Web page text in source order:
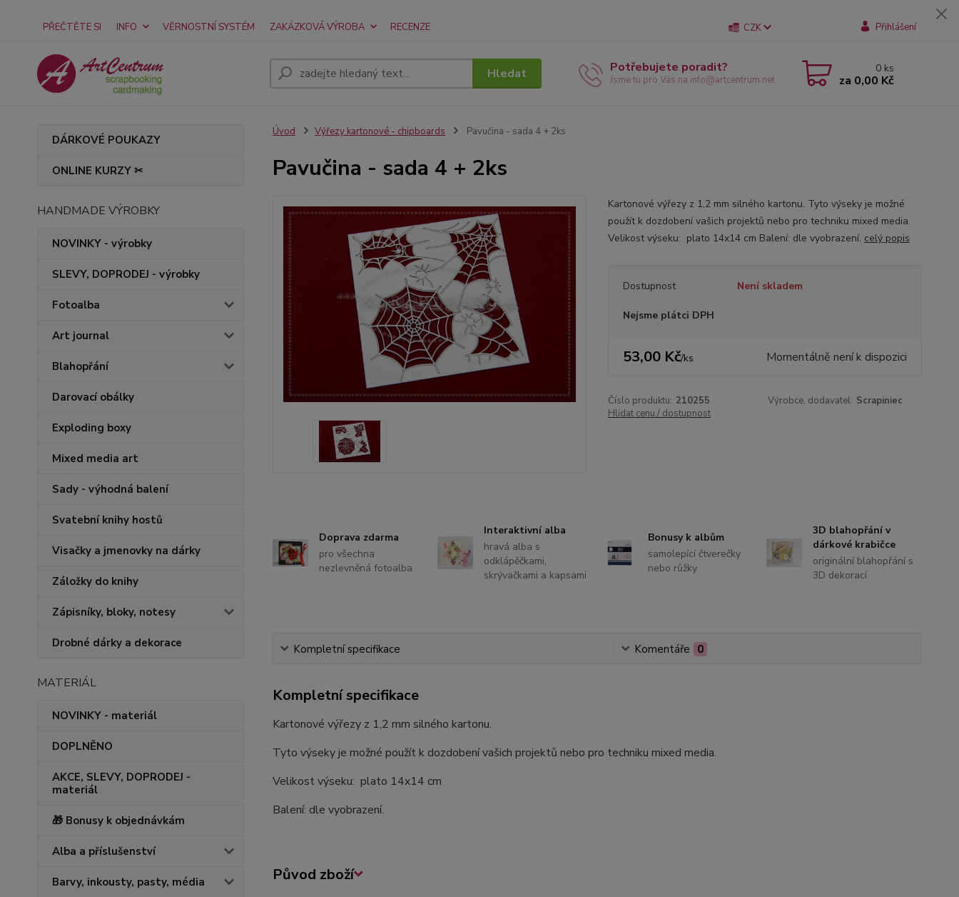
PŘEČTĚTE SI INFO VĚRNOSTNÍ SYSTÉM ZAKÁZKOVÁ VÝROBA RECENZE CZK Přihlášení
Hledat Potřebujete poradit?
Jsme tu pro Vás na info@artcentrum.net
0 ks
za 0,00 Kč
DÁRKOVÉ POUKAZY
ONLINE KURZY ✂
HANDMADE VÝROBKY
NOVINKY - výrobky
SLEVY, DOPRODEJ - výrobky
Fotoalba
Art journal
Blahopřání
Darovací obálky
Exploding boxy
Mixed media art
Sady - výhodná balení
Svatební knihy hostů
Visačky a jmenovky na dárky
Záložky do knihy
Zápisníky, bloky, notesy
Drobné dárky a dekorace
MATERIÁL
NOVINKY - materiál
DOPLNĚNO
AKCE, SLEVY, DOPRODEJ -
materiál
🎁 Bonusy k objednávkám
Alba a příslušenství
Barvy, inkousty, pasty, média
Úvod Výřezy kartonové - chipboards Pavučina - sada 4 + 2ks
Pavučina - sada 4 + 2ks
Kartonové výřezy z 1,2 mm silného kartonu. Tyto výseky je možné
použít k dozdobení vašich projektů nebo pro techniku mixed media.
Velikost výseku: plato 14x14 cm Balení: dle vyobrazení. celý popis
Dostupnost Není skladem
Nejsme plátci DPH
53,00 Kč/ks Momentálně není k dispozici
Číslo produktu: 210255 Výrobce, dodavatel: Scrapiniec
Hlídat cenu / dostupnost
Doprava zdarma
pro všechna
nezlevněná fotoalba
Interaktivní alba
hravá alba s
odklápěčkami,
skrývačkami a kapsami
Bonusy k albům
samolepící čtverečky
nebo růžky
3D blahopřání v
dárkové krabičce
originální blahopřání s
3D dekorací
Kompletní specifikace Komentáře 0
Kompletní specifikace
Kartonové výřezy z 1,2 mm silného kartonu.
Tyto výseky je možné použít k dozdobení vašich projektů nebo pro techniku mixed media.
Velikost výseku: plato 14x14 cm
Balení: dle vyobrazení.
Původ zboží